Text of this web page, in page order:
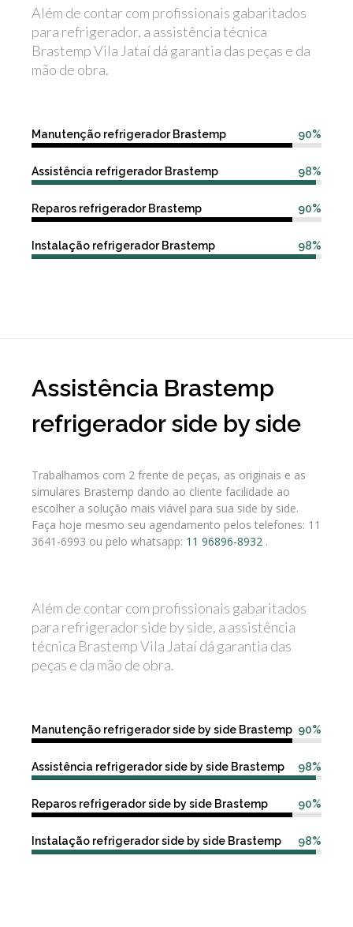
Além de contar com profissionais gabaritados
para refrigerador, a assistência técnica
Brastemp Vila Jataí dá garantia das peças e da
mão de obra.
90%
Manutenção refrigerador Brastemp
98%
Assistência refrigerador Brastemp
90%
Reparos refrigerador Brastemp
98%
Instalação refrigerador Brastemp
Assistência Brastemp
refrigerador side by side
Trabalhamos com 2 frente de peças, as originais e as
simulares Brastemp dando ao cliente facilidade ao
escolher a solução mais viável para sua side by side.
Faça hoje mesmo seu agendamento pelos telefones: 11
3641-6993 ou pelo whatsapp: 11 96896-8932 .
Além de contar com profissionais gabaritados
para refrigerador side by side, a assistência
técnica Brastemp Vila Jataí dá garantia das
peças e da mão de obra.
90%
Manutenção refrigerador side by side Brastemp
98%
Assistência refrigerador side by side Brastemp
90%
Reparos refrigerador side by side Brastemp
98%
Instalação refrigerador side by side Brastemp